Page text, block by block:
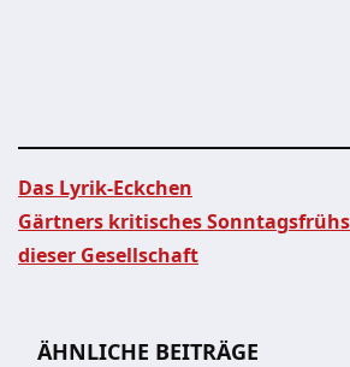
Beitragsnavigation
Das Lyrik-Eckchen
Gärtners kritisches
dieser Gesellschaft
ÄHNLICHE BEITRÄGE